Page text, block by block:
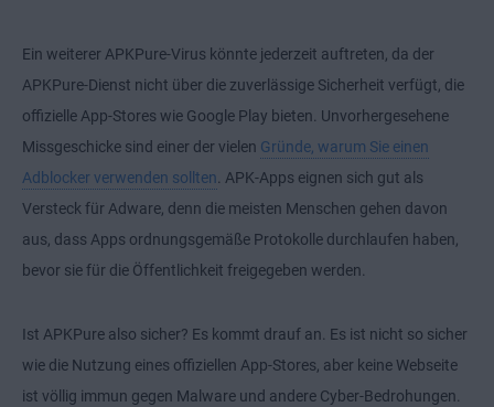
Ein weiterer APKPure-Virus könnte jederzeit auftreten, da der
APKPure-Dienst nicht über die zuverlässige Sicherheit verfügt, die
offizielle App-Stores wie Google Play bieten. Unvorhergesehene
Missgeschicke sind einer der vielen Gründe, warum Sie einen
Adblocker verwenden sollten. APK-Apps eignen sich gut als
Versteck für Adware, denn die meisten Menschen gehen davon
aus, dass Apps ordnungsgemäße Protokolle durchlaufen haben,
bevor sie für die Öffentlichkeit freigegeben werden.
Ist APKPure also sicher? Es kommt drauf an. Es ist nicht so sicher
wie die Nutzung eines offiziellen App-Stores, aber keine Webseite
ist völlig immun gegen Malware und andere Cyber-Bedrohungen.